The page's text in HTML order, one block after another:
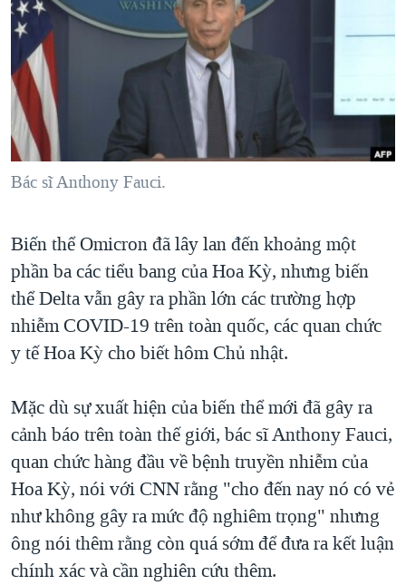
"Tìm"NGƯỜI VIỆT HẢI NGOẠI
ĐỜI SỐNG
KINH TẾ
KHOA HỌC
SỨC KHOẺ
VĂN HOÁ
GIÁO DỤC
TẠI
HÀNH TRÌNH BẦU CỬ 2024
MỘT NĂM CHIẾN TRANH TẠI DẢI GAZA
GIẢI MÃ VÀNH ĐAI & CON ĐƯỜNG
NGÀY TỊ NẠN THẾ GIỚI
CHI PHÍ CHIẾN TRANH AFGHANISTAN
CÁC GIÁ TRỊ CỘNG HÒA Ở VIỆT NAM
THƯỢNG ĐỈNH TRUMP-KIM TẠI VIỆT NAM
TRỊNH VĨNH BÌNH VS. CHÍNH PHỦ VIỆT NAM
NGƯ DÂN VIỆT VÀ LÀN SÓNG TRỘM HẢI SÂM
BÊN KIA QUỐC LỘ: TIẾNG VỌNG TỪ NÔNG THÔN MỸ
QUAN HỆ VIỆT MỸ
VIDEO
NGHE
MẠNG XÃ HỘI
Ngôn ngữ khác
Bác sĩ Anthony Fauci.
Biến thể Omicron đã lây lan đến khoảng một
phần ba các tiểu bang của Hoa Kỳ, nhưng biến
thể Delta vẫn gây ra phần lớn các trường hợp
nhiễm COVID-19 trên toàn quốc, các quan chức
y tế Hoa Kỳ cho biết hôm Chủ nhật.
Mặc dù sự xuất hiện của biến thể mới đã gây ra
cảnh báo trên toàn thế giới, bác sĩ Anthony Fauci,
quan chức hàng đầu về bệnh truyền nhiễm của
Hoa Kỳ, nói với CNN rằng "cho đến nay nó có vẻ
như không gây ra mức độ nghiêm trọng" nhưng
ông nói thêm rằng còn quá sớm để đưa ra kết luận
chính xác và cần nghiên cứu thêm.